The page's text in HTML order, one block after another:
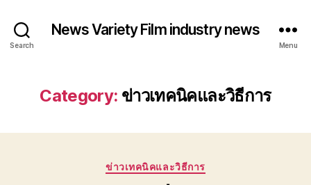
Search
News Variety Film industry news
Menu
Category: ข่าวเทคนิคและวิธีการ
Categories
ข่าวเทคนิคและวิธีการ